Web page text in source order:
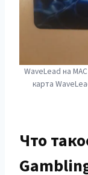
WaveLead на
карта
Что